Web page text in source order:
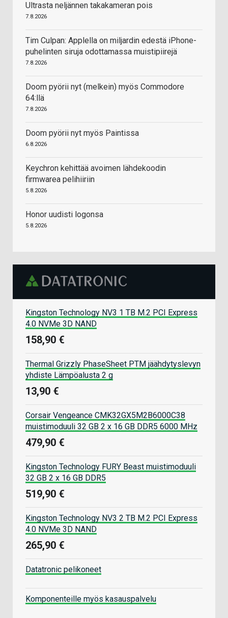
Ultrasta neljännen takakameran pois
7.8.2026
Tim Culpan: Applella on miljardin edestä iPhone-
puhelinten siruja odottamassa muistipiirejä
7.8.2026
Doom pyörii nyt (melkein) myös Commodore
64:llä
7.8.2026
Doom pyörii nyt myös Paintissa
6.8.2026
Keychron kehittää avoimen lähdekoodin
firmwarea pelihiiriin
5.8.2026
Honor uudisti logonsa
5.8.2026
Kingston Technology NV3 1 TB M.2 PCI Express
4.0 NVMe 3D NAND
158,90 €
Thermal Grizzly PhaseSheet PTM jäähdytyslevyn
yhdiste Lämpöalusta 2 g
13,90 €
Corsair Vengeance CMK32GX5M2B6000C38
muistimoduuli 32 GB 2 x 16 GB DDR5 6000 MHz
479,90 €
Kingston Technology FURY Beast muistimoduuli
32 GB 2 x 16 GB DDR5
519,90 €
Kingston Technology NV3 2 TB M.2 PCI Express
4.0 NVMe 3D NAND
265,90 €
Datatronic pelikoneet
Komponenteille myös kasauspalvelu